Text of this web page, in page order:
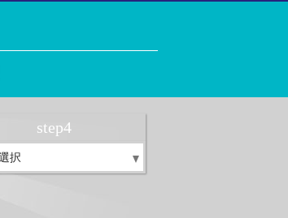
step4